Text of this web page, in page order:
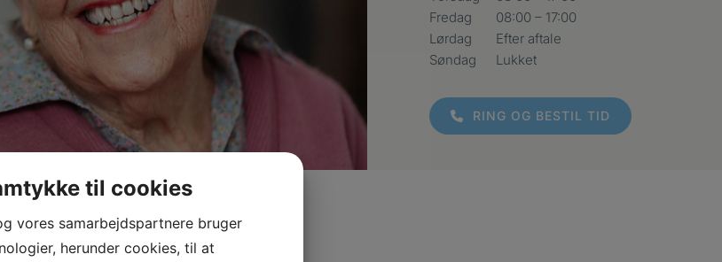
Fredag
08:00 – 17:00
Lørdag
Efter aftale
Søndag
Lukket
RING OG BESTIL TID
til cookies
vores samarbejdspartnere bruger
herunder cookies, til at